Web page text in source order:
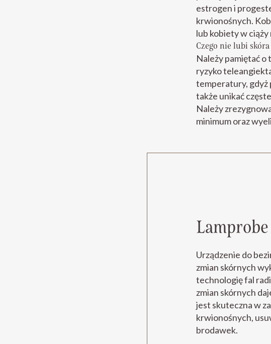
estrogen i
krwionośnych.
lub kobiety w
Czego nie lubi
Należy pamiętać o
ryzyko
temperatury, gdyż
także unikać
Należy
minimum oraz
Lamprobe
Urządzenie do
zmian skórnych
technologię fal
zmian skórnych
jest skuteczna w
krwionośnych,
brodawek.